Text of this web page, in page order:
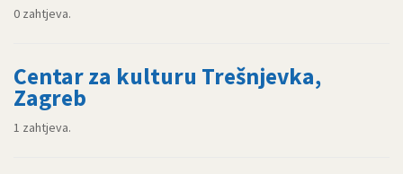
0 zahtjeva.
Centar za kulturu Trešnjevka,
Zagreb
1 zahtjeva.